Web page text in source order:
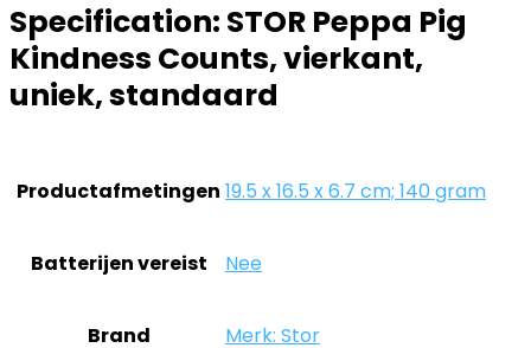
Specification: STOR Peppa Pig
Kindness Counts, vierkant,
uniek, standaard
Productafmetingen ‎19.5 x 16.5 x 6.7 cm; 140 gram
Batterijen vereist ‎Nee
Brand Merk: Stor